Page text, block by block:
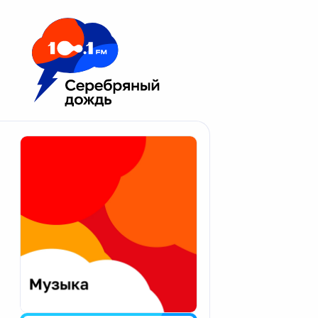
Москва 100.1 FM
Апатиты
Екатеринбург
Калининград
Калуга